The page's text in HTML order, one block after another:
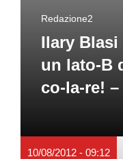
Redazione2
Ilary Blasi
un lato-B
co-la-re!
10/08/2012 - 09:12